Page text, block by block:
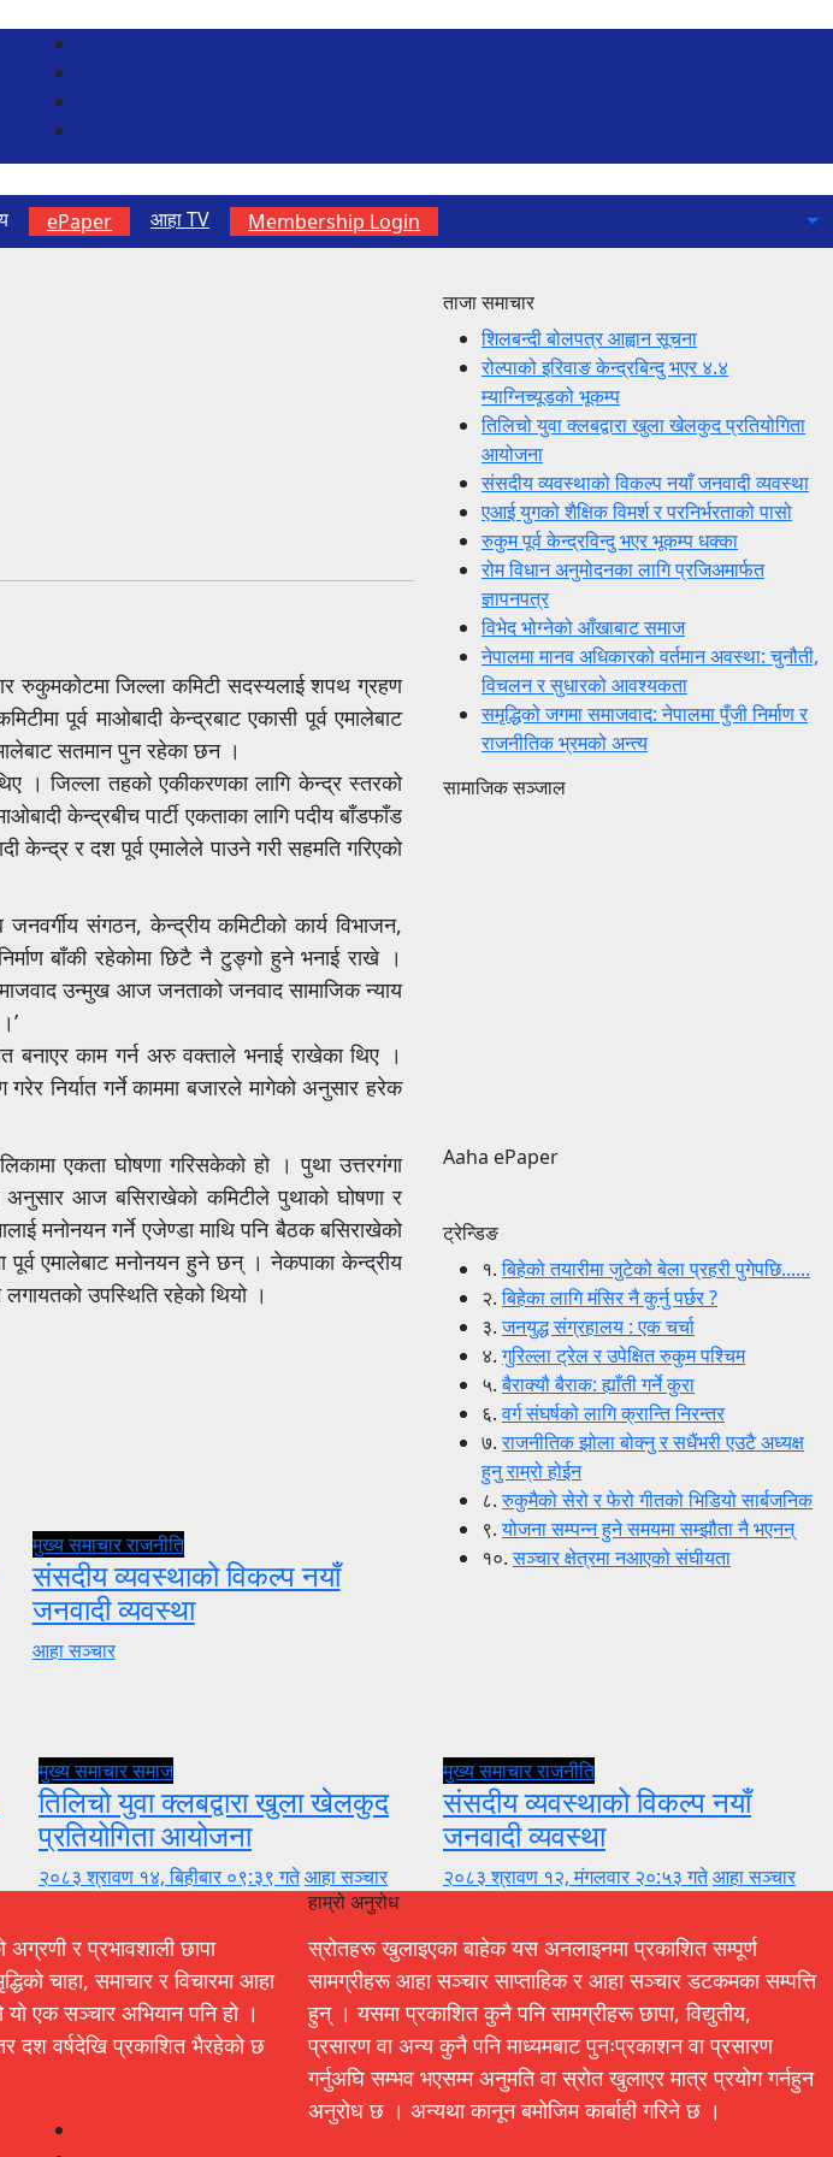
ePaper आहा TV Membership Login
रुकुमकोटमा जिल्ला कमिटी सदस्यलाई शपथ ग्रहण
पूर्व माओबादी केन्द्रबाट एकासी पूर्व एमालेबाट
सतमान पुन रहेका छन ।
। जिल्ला तहको एकीकरणका लागि केन्द्र स्तरको
केन्द्रबीच पार्टी एकताका लागि पदीय बाँडफाँड
केन्द्र र दश पूर्व एमालेले पाउने गरी सहमति गरिएको
संगठन, केन्द्रीय कमिटीको कार्य विभाजन,
बाँकी रहेकोमा छिटै नै टुङ्गो हुने भनाई राखे ।
उन्मुख आज जनताको जनवाद सामाजिक न्याय
बनाएर काम गर्न अरु वक्ताले भनाई राखेका थिए ।
निर्यात गर्ने काममा बजारले मागेको अनुसार हरेक
एकता घोषणा गरिसकेको हो । पुथा उत्तरगंगा
अनुसार आज बसिराखेको कमिटीले पुथाको घोषणा र
मनोनयन गर्ने एजेण्डा माथि पनि बैठक बसिराखेको
एमालेबाट मनोनयन हुने छन् । नेकपाका केन्द्रीय
उपस्थिति रहेको थियो ।
मुख्य समाचारराजनीति
संसदीय व्यवस्थाको विकल्प नयाँ
जनवादी व्यवस्था
आहा सञ्चार
ताजा समाचार
शिलबन्दी बोलपत्र आह्वान सूचना
रोल्पाको इरिवाङ केन्द्रबिन्दु भएर ४.४
म्याग्निच्यूडको भूकम्प
तिलिचो युवा क्लबद्वारा खुला खेलकुद प्रतियोगिता
आयोजना
संसदीय व्यवस्थाको विकल्प नयाँ जनवादी व्यवस्था
एआई युगको शैक्षिक विमर्श र परनिर्भरताको पासो
रुकुम पूर्व केन्द्रविन्दु भएर भूकम्प धक्का
रोम विधान अनुमोदनका लागि प्रजिअमार्फत
ज्ञापनपत्र
विभेद भोग्नेको आँखाबाट समाज
नेपालमा मानव अधिकारको वर्तमान अवस्था: चुनौती,
विचलन र सुधारको आवश्यकता
समृद्धिको जगमा समाजवाद: नेपालमा पुँजी निर्माण र
राजनीतिक भ्रमको अन्त्य
सामाजिक सञ्जाल
Aaha ePaper
ट्रेन्डिङ
१.बिहेको तयारीमा जुटेको बेला प्रहरी पुगेपछि......
२.बिहेका लागि मंसिर नै कुर्नु पर्छर ?
३.जनयुद्ध संग्रहालय : एक चर्चा
४.गुरिल्ला ट्रेल र उपेक्षित रुकुम पश्चिम
५.बैराक्यौ बैराक: ह्याँती गर्ने कुरा
६.वर्ग संघर्षको लागि क्रान्ति निरन्तर
७.राजनीतिक झोला बोक्नु र सधैंभरी एउटै अध्यक्ष
हुनु राम्रो होईन
८.रुकुमैको सेरो र फेरो गीतको भिडियो सार्बजनिक
९.योजना सम्पन्न हुने समयमा सम्झौता नै भएनन्
१०.सञ्चार क्षेत्रमा नआएको संघीयता
मुख्य समाचारसमाज
तिलिचो युवा क्लबद्वारा खुला खेलकुद
प्रतियोगिता आयोजना
२०८३ श्रावण १४, बिहीबार ०९:३९ गतेआहा सञ्चार
मुख्य समाचारराजनीति
संसदीय व्यवस्थाको विकल्प नयाँ
जनवादी व्यवस्था
२०८३ श्रावण १२, मंगलवार २०:५३ गतेआहा सञ्चार
र प्रभावशाली छापा
चाहा, समाचार र विचारमा आहा
एक सञ्चार अभियान पनि हो ।
दश वर्षदेखि प्रकाशित भैरहेको छ
हाम्रो अनुरोध
स्रोतहरू खुलाइएका बाहेक यस अनलाइनमा प्रकाशित सम्पूर्ण
सामग्रीहरू आहा सञ्चार साप्ताहिक र आहा सञ्चार डटकमका सम्पत्ति
हुन् । यसमा प्रकाशित कुनै पनि सामग्रीहरू छापा, विद्युतीय,
प्रसारण वा अन्य कुनै पनि माध्यमबाट पुनःप्रकाशन वा प्रसारण
गर्नुअघि सम्भव भएसम्म अनुमति वा स्रोत खुलाएर मात्र प्रयोग गर्नहुन
अनुरोध छ । अन्यथा कानून बमोजिम कार्बाही गरिने छ ।